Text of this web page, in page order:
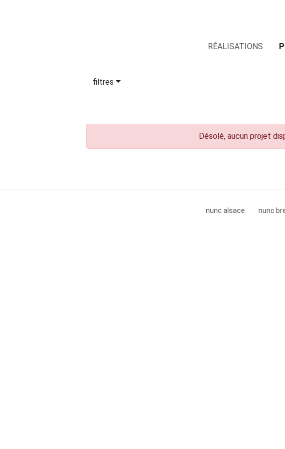
RÉALISATIONS
filtres
Désolé, aucun projet
nunc alsace nunc